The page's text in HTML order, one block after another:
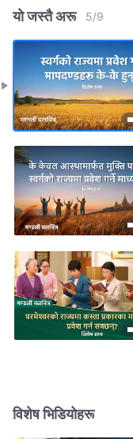
यो जस्तै अरू 5/9
विशेष भिडियोहरू